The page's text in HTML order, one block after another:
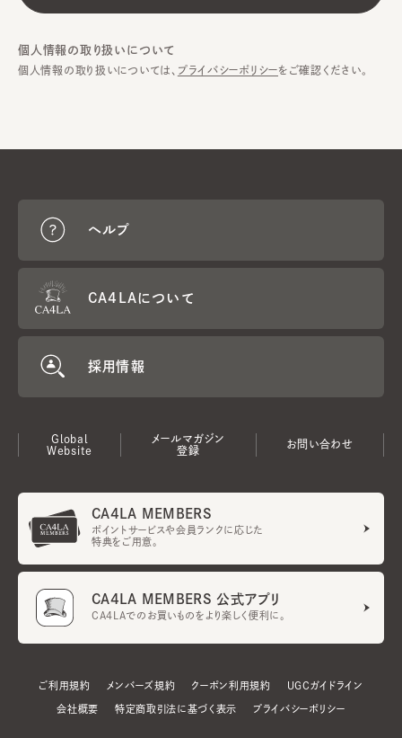
個人情報の取り扱いについて
個人情報の取り扱いについては、 プライバシーポリシーをご確認ください。
ヘルプ
CA4LAについて
採用情報
Global
Website
メールマガジン
登録
お問い合わせ
CA4LA MEMBERS
ポイントサービスや会員ランクに応じた
特典をご用意。
CA4LA MEMBERS 公式アプリ
CA4LAでのお買いものをより楽しく便利に。
ご利用規約 メンバーズ規約 クーポン利用規約 UGCガイドライン
会社概要 特定商取引法に基づく表示 プライバシーポリシー